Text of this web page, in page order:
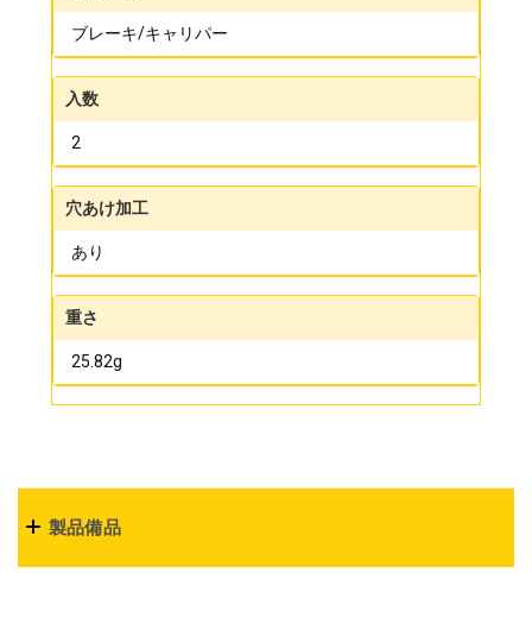
ブレーキ/キャリパー
入数
2
穴あけ加工
あり
重さ
25.82g
製品備品